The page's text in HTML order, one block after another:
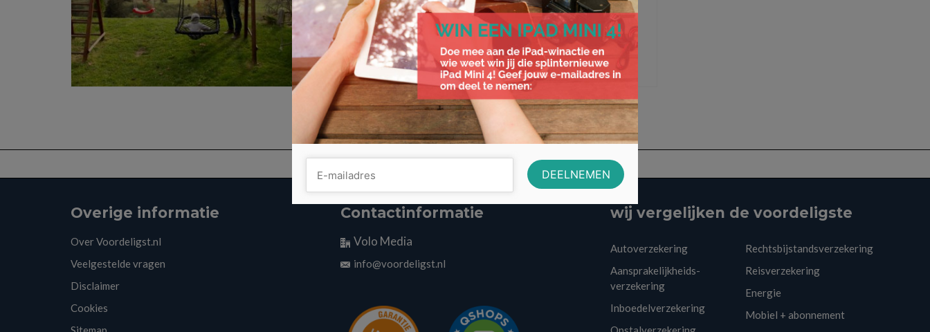
Overige informatie
Over Voordeligst.nl
Veelgestelde vragen
Disclaimer
Cookies
Contactinformatie
Volo Media
info@voordeligst.nl
wij vergelijken de voordeligste
Autoverzekering
Aansprakelijkheids-
verzekering
Inboedelverzekering
Rechtsbijstandsverzekering
Reisverzekering
Energie
Mobiel + abonnement